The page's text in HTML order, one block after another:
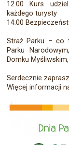
12.00 Kurs
każdego turysty
14.00
Straż Parku – co
Parku
Domku
Serdecznie
Więcej informacji